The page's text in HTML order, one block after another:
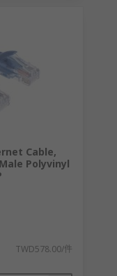
Cable,
Polyvinyl
TWD578.00/件